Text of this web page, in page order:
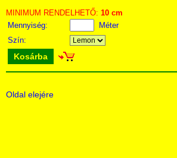
MINIMUM RENDELHETŐ: 10 cm
Mennyiség:
Méter
Szín:
Kosárba
Oldal elejére